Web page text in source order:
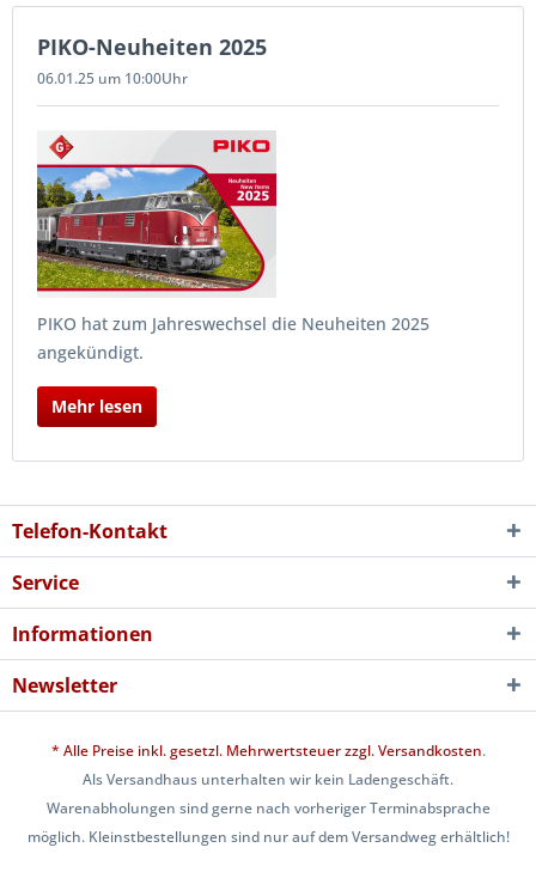
PIKO-Neuheiten 2025
06.01.25 um 10:00Uhr
PIKO hat zum Jahreswechsel die Neuheiten 2025
angekündigt.
Mehr lesen
Telefon-Kontakt
Service
Informationen
Newsletter
* Alle Preise inkl. gesetzl. Mehrwertsteuer zzgl.Versandkosten.
Als Versandhaus unterhalten wir kein Ladengeschäft.
Warenabholungen sind gerne nach vorheriger Terminabsprache
möglich. Kleinstbestellungen sind nur auf dem Versandweg erhältlich!